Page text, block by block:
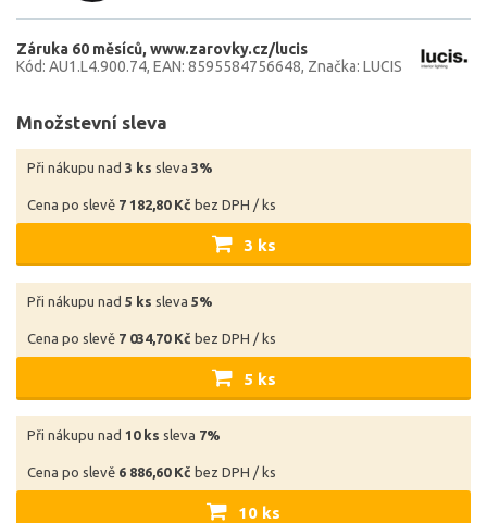
Záruka 60 měsíců www.zarovky.cz/lucis
Kód: AU1.L4.900.74 EAN: 8595584756648 Značka: LUCIS
Množstevní sleva
Při nákupu nad 3 ks sleva 3%
Cena po slevě 7 182,80 Kč bez DPH / ks
3 ks
Při nákupu nad 5 ks sleva 5%
Cena po slevě 7 034,70 Kč bez DPH / ks
5 ks
Při nákupu nad 10 ks sleva 7%
Cena po slevě 6 886,60 Kč bez DPH / ks
10 ks